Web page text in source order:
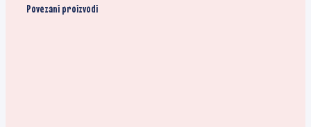
Povezani proizvodi